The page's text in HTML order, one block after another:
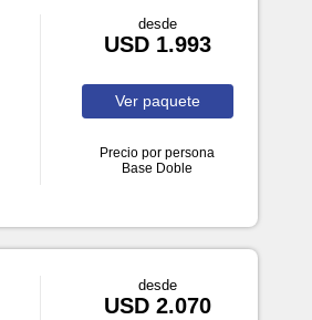
desde
USD 1.993
Ver paquete
Precio por persona
Base Doble
desde
USD 2.070